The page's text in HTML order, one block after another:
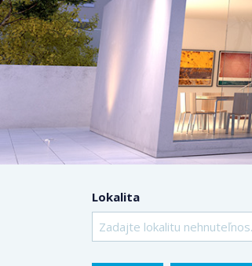
Lokalita
Zadajte lokalitu nehnuteľnosti